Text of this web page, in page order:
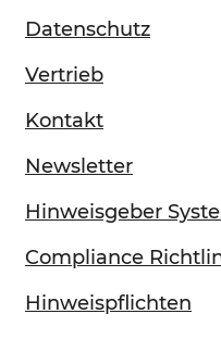
Datenschutz
Vertrieb
Kontakt
Newsletter
Hinweisgeber
Compliance
Hinweispflichten